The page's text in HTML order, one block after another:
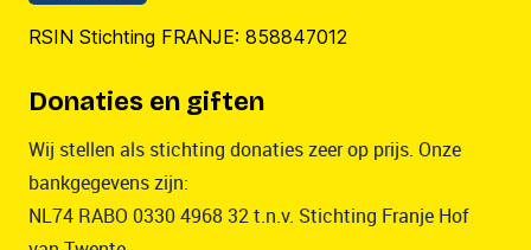
RSIN Stichting FRANJE: 858847012
Donaties en giften
Wij stellen als stichting donaties zeer op prijs. Onze
bankgegevens zijn:
NL74 RABO 0330 4968 32 t.n.v. Stichting Franje Hof